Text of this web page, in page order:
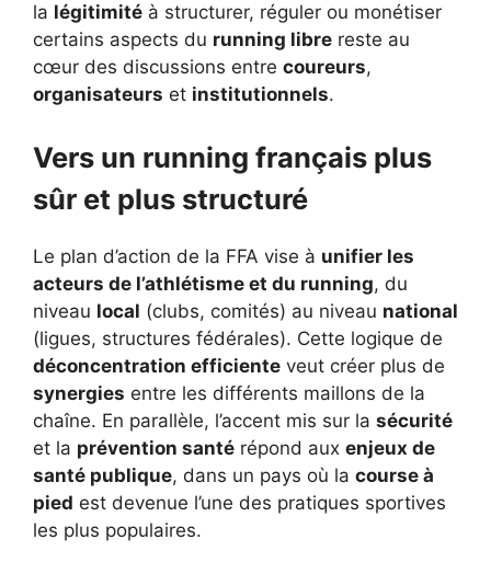
la légitimité à structurer, réguler ou monétiser
certains aspects du running libre reste au
cœur des discussions entre coureurs,
organisateurs et institutionnels.
Vers un running français plus
sûr et plus structuré
Le plan d’action de la FFA vise à unifier les
acteurs de l’athlétisme et du running, du
niveau local (clubs, comités) au niveau national
(ligues, structures fédérales). Cette logique de
déconcentration efficiente veut créer plus de
synergies entre les différents maillons de la
chaîne. En parallèle, l’accent mis sur la sécurité
et la prévention santé répond aux enjeux de
santé publique, dans un pays où la course à
pied est devenue l’une des pratiques sportives
les plus populaires.